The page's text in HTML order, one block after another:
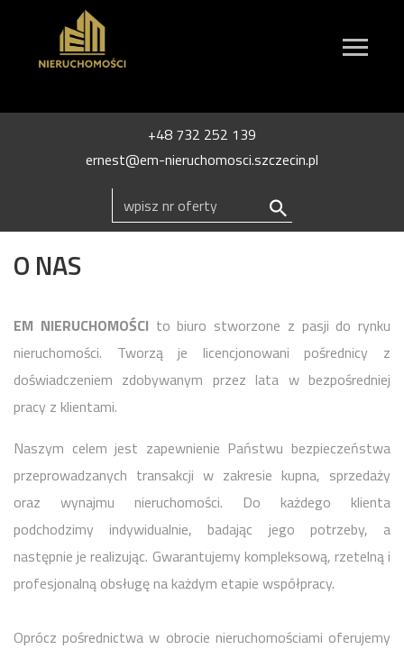
+48 732 252 139
ernest@em-nieruchomosci.szczecin.pl
O NAS
EM NIERUCHOMOŚCI to biuro stworzone z pasji do rynku
nieruchomości. Tworzą je licencjonowani pośrednicy z
doświadczeniem zdobywanym przez lata w bezpośredniej
pracy z klientami.
Naszym celem jest zapewnienie Państwu bezpieczeństwa
przeprowadzanych transakcji w zakresie kupna, sprzedaży
oraz wynajmu nieruchomości. Do każdego klienta
podchodzimy indywidualnie, badając jego potrzeby, a
następnie je realizując. Gwarantujemy kompleksową, rzetelną i
profesjonalną obsługę na każdym etapie współpracy.
Oprócz pośrednictwa w obrocie nieruchomościami oferujemy